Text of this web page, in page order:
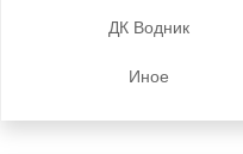
ДК Водник
Иное